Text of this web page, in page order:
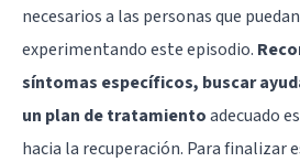
necesarios a las personas que
experimentando este episodio.
síntomas específicos, buscar
un plan de tratamientoadecuado
hacia la recuperación. Para finalizar